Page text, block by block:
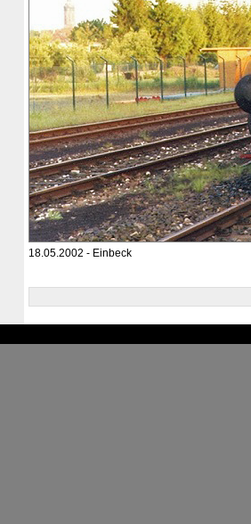
18.05.2002 - Einbeck